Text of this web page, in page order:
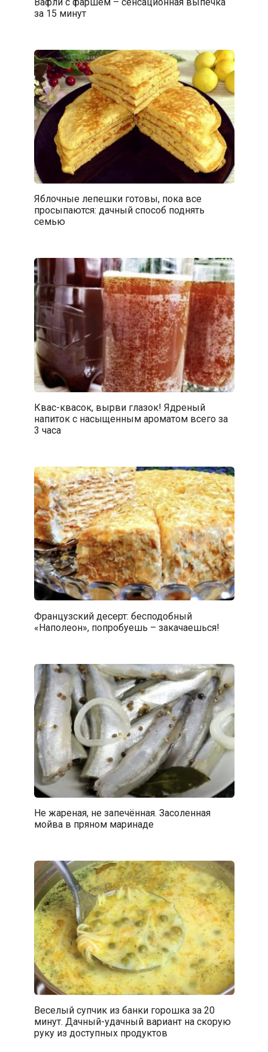
за 15 минут
Яблочные лепешки готовы, пока все
просыпаются: дачный способ поднять
семью
Квас-квасок, вырви глазок! Ядреный
напиток с насыщенным ароматом всего за
3 часа
Французский десерт: бесподобный
«Наполеон», попробуешь – закачаешься!
Не жареная, не запечённая. Засоленная
мойва в пряном маринаде
Веселый супчик из банки горошка за 20
минут. Дачный-удачный вариант на скорую
руку из доступных продуктов